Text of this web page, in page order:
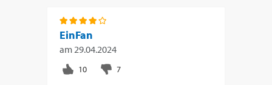
EinFan
am29.04.2024